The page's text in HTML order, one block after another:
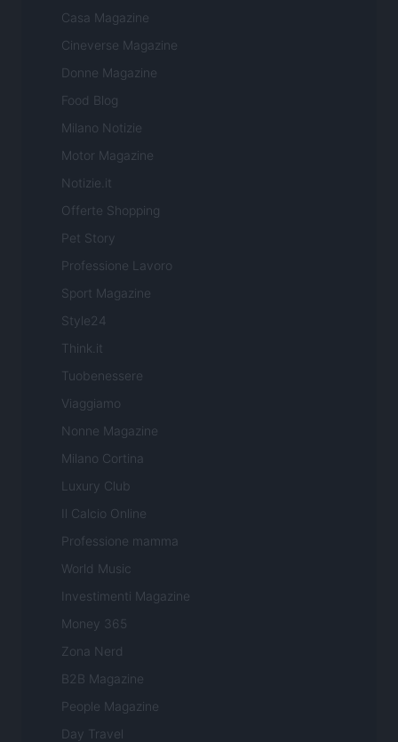
Casa Magazine
Cineverse Magazine
Donne Magazine
Food Blog
Milano Notizie
Motor Magazine
Notizie.it
Offerte Shopping
Pet Story
Professione Lavoro
Sport Magazine
Style24
Think.it
Tuobenessere
Viaggiamo
Nonne Magazine
Milano Cortina
Luxury Club
Il Calcio Online
Professione mamma
World Music
Investimenti Magazine
Money 365
Zona Nerd
B2B Magazine
People Magazine
Day Travel